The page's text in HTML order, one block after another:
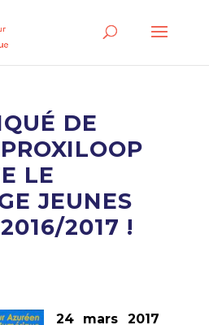
DE
LE
JEUNES
2017 !
24 mars 2017